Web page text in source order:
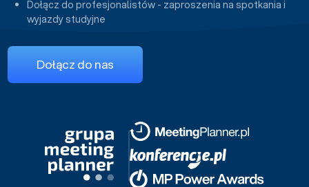
Dołącz do profesjonalistów - zaproszenia na spotkania i
wyjazdy studyjne
Dołącz do nas